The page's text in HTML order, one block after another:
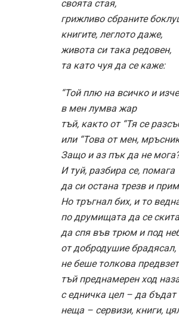
своята стая,
грижливо сбраните
книгите, леглото даже,
живота си така редовен,
та като чуя да се каже:
“Той плю на всичко и
в мен лумва жар
тъй, както от “Тя се
или “Това от мен,
Защо и аз пък да не
И туй, разбира се, помага
да си остана трезв и
Но тръгнал бих, и то
по друмищата да се
да спя във трюм и под
от добродушие брадясал,
не беше толкова
тъй преднамерен ход
с едничка цел – да бъдат
неща – сервизи, книги,